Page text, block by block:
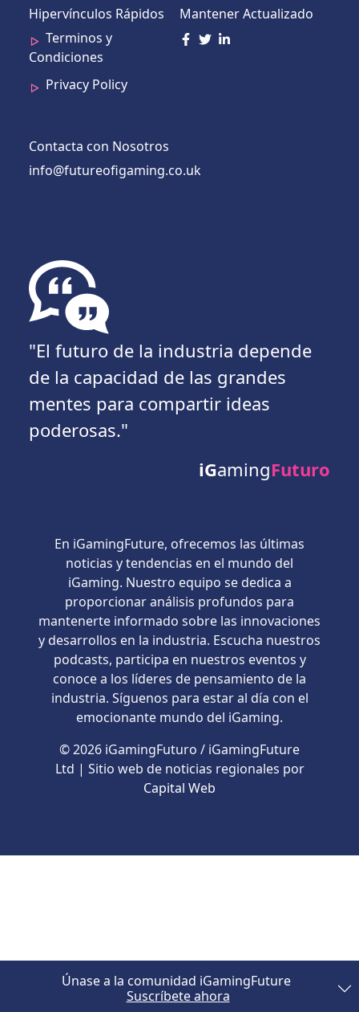
Hipervínculos Rápidos
Terminos y
Condiciones
Privacy Policy
Mantener Actualizado
Contacta con Nosotros
info@futureofigaming.co.uk
"El futuro de la industria depende
de la capacidad de las grandes
mentes para compartir ideas
poderosas."
iGamingFuturo
En iGamingFuture, ofrecemos las últimas
noticias y tendencias en el mundo del
iGaming. Nuestro equipo se dedica a
proporcionar análisis profundos para
mantenerte informado sobre las innovaciones
y desarrollos en la industria. Escucha nuestros
podcasts, participa en nuestros eventos y
conoce a los líderes de pensamiento de la
industria. Síguenos para estar al día con el
emocionante mundo del iGaming.
© 2026 iGamingFuturo / iGamingFuture
Ltd | Sitio web de noticias regionales por
Capital Web
Únase a la comunidad iGamingFuture
Suscríbete ahora